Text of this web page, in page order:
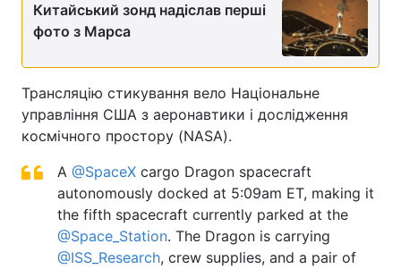
Тема оформлення
Китайський зонд надіслав перші
фото з Марса
Трансляцію стикування вело Національне
управління США з аеронавтики і дослідження
космічного простору (NASA).
A @SpaceX cargo Dragon spacecraft
autonomously docked at 5:09am ET, making it
the fifth spacecraft currently parked at the
@Space_Station. The Dragon is carrying
@ISS_Research, crew supplies, and a pair of